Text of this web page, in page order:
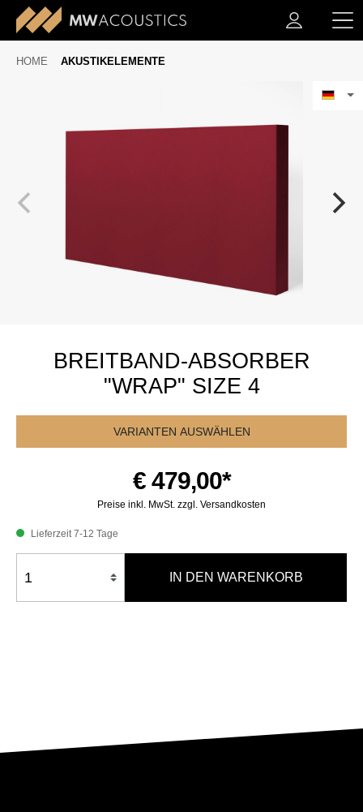
HOME AKUSTIKELEMENTE
BREITBAND-ABSORBER
"WRAP" SIZE 4
VARIANTEN AUSWÄHLEN
€ 479,00*
Preise inkl. MwSt. zzgl. Versandkosten
Lieferzeit 7-12 Tage
IN DEN WARENKORB